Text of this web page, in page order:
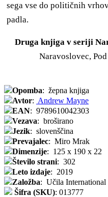
sega vse do političnih
padla.
Druga knjiga v seriji
Naravoslovec,
Opomba: žepna knjiga
Avtor: Andrew Mayne
EAN: 9789610042303
Vezava: broširano
Jezik: slovenščina
Prevajalec: Miro Mrak
Dimenzije: 125 x 190 x 22
Število strani: 302
Leto izdaje: 2019
Založba: Učila International
Šifra (SKU): 013777